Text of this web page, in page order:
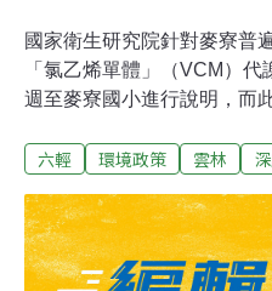
國家衛生研究院針對麥寮普
「氯乙烯單體」（VCM）
週至麥寮國小進行說明，而
醫師團隊，以及雲林縣衛生
毒物研究中心研究員黃柏菁
完成，目前還無法證實污染
要毫不隱瞞地將健檢結果告
六輕 環境政策 雲林